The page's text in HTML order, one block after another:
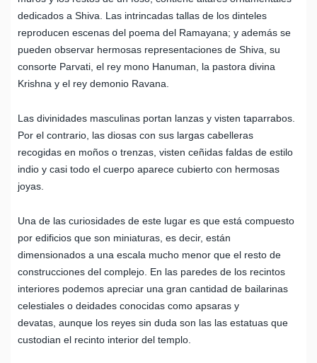
dedicados a Shiva. Las intrincadas tallas de los dinteles
reproducen escenas del poema del Ramayana; y además se
pueden observar hermosas representaciones de Shiva, su
consorte Parvati, el rey mono Hanuman, la pastora divina
Krishna y el rey demonio Ravana.
Las divinidades masculinas portan lanzas y visten taparrabos.
Por el contrario, las diosas con sus largas cabelleras
recogidas en moños o trenzas, visten ceñidas faldas de estilo
indio y casi todo el cuerpo aparece cubierto con hermosas
joyas.
Una de las curiosidades de este lugar es que está compuesto
por edificios que son miniaturas, es decir, están
dimensionados a una escala mucho menor que el resto de
construcciones del complejo. En las paredes de los recintos
interiores podemos apreciar una gran cantidad de bailarinas
celestiales o deidades conocidas como apsaras y
devatas, aunque los reyes sin duda son las las estatuas que
custodian el recinto interior del templo.